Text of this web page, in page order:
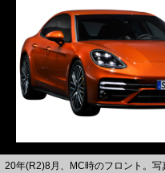
20年(R2)8月、MC時のフロント。